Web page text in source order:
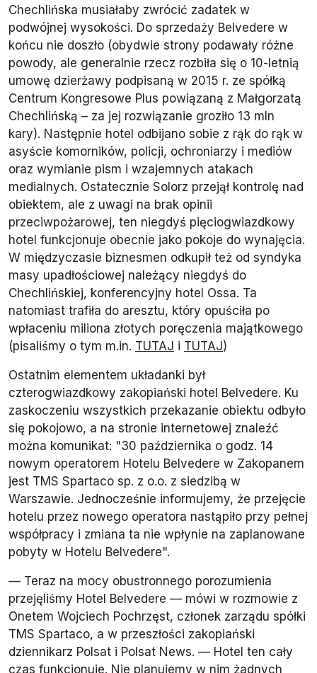
Chechlińska musiałaby zwrócić zadatek w
podwójnej wysokości. Do sprzedaży Belvedere w
końcu nie doszło (obydwie strony podawały różne
powody, ale generalnie rzecz rozbiła się o 10-letnią
umowę dzierżawy podpisaną w 2015 r. ze spółką
Centrum Kongresowe Plus powiązaną z Małgorzatą
Chechlińską – za jej rozwiązanie groziło 13 mln
kary). Następnie hotel odbijano sobie z rąk do rąk w
asyście komorników, policji, ochroniarzy i mediów
oraz wymianie pism i wzajemnych atakach
medialnych. Ostatecznie Solorz przejął kontrolę nad
obiektem, ale z uwagi na brak opinii
przeciwpożarowej, ten niegdyś pięciogwiazdkowy
hotel funkcjonuje obecnie jako pokoje do wynajęcia.
W międzyczasie biznesmen odkupił też od syndyka
masy upadłościowej należący niegdyś do
Chechlińskiej, konferencyjny hotel Ossa. Ta
natomiast trafiła do aresztu, który opuściła po
wpłaceniu miliona złotych poręczenia majątkowego
(pisaliśmy o tym m.in. TUTAJ i TUTAJ)
Ostatnim elementem układanki był
czterogwiazdkowy zakopiański hotel Belvedere. Ku
zaskoczeniu wszystkich przekazanie obiektu odbyło
się pokojowo, a na stronie internetowej znaleźć
można komunikat: "30 października o godz. 14
nowym operatorem Hotelu Belvedere w Zakopanem
jest TMS Spartaco sp. z o.o. z siedzibą w
Warszawie. Jednocześnie informujemy, że przejęcie
hotelu przez nowego operatora nastąpiło przy pełnej
współpracy i zmiana ta nie wpłynie na zaplanowane
pobyty w Hotelu Belvedere".
— Teraz na mocy obustronnego porozumienia
przejęliśmy Hotel Belvedere — mówi w rozmowie z
Onetem Wojciech Pochrzęst, członek zarządu spółki
TMS Spartaco, a w przeszłości zakopiański
dziennikarz Polsat i Polsat News. — Hotel ten cały
czas funkcjonuje. Nie planujemy w nim żadnych